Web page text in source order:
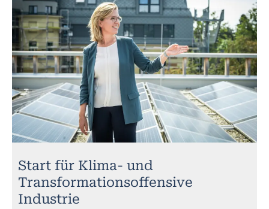
Start für Klima- und
Transformationsoffensive
Industrie